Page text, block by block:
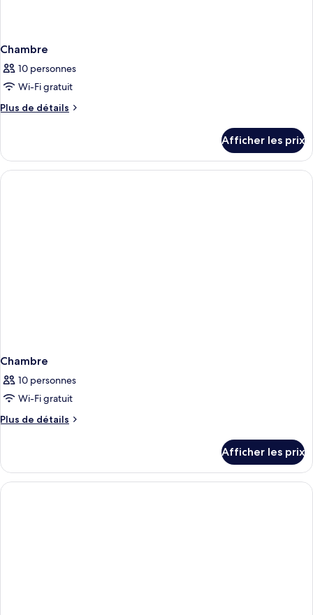
Chambre
10 personnes
Wi-Fi gratuit
Plus de détails
Plus
Chambre
Afficher les prix
Chambre
10 personnes
Wi-Fi gratuit
Plus de détails
Plus
Chambre
Afficher les prix